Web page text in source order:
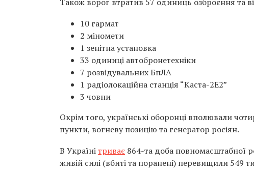
10 гармат
2 міномети
1 зенітна установка
33 одиниці автобронетехніки
7 розвідувальних БпЛА
1 радіолокаційна станція “Каста-2Е2”
3 човни
Окрім того, українські оборонці вполювали
пункти, вогневу позицію та генератор росіян.
В Українітриває 864-та доба повномасштабної
живій силі (вбиті та поранені) перевищили 549